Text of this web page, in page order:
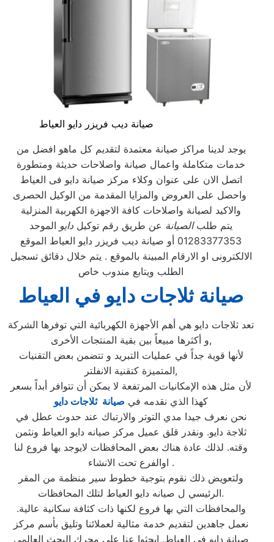
صيانة ديب فريزر دايو العياط
يوجد لدينا مراكز صيانة معتمدة لتقديم كل ماهو افضل من
خدمات متكاملة واعمال صيانة واصلاحات حديثة ومتطورة
اتصل الان على عنوان وكلاء مركز صيانة دايو فى العياط
واحصل على العروض والمزايا المقدمة من الوكيل الحصرى
والاكيد لصيانة واصلاحات كافة الاجهزة الكهربية المنزلية
يتم طلبالصيانة عن طريق رقم توكيل دايو الموحد
01283377353 أو صيانة ديب فريزر دايو العياط الموقع
الالكترونى او الارقام المبينة بالموقع . يتم خلال دقائق تسجيل
الطلب ويتابع مندوب خاص
صيانة ثلاجات دايو في العياط
تعد ثلاجات دايو هي أهم الأجهزة الكهربائية التي توفرها الشركة
و أكثرها مبيعاً بين بقية المنتجات الأخرى,
لأنها قوية جداً في عمليات التبريد و تتضمن بعض التقنيات
المتميزة كتقنية الانفلتر,
لأن مثل هذه الإمكانيات المرتفعة لا يمكن أن تتوافر أبداً بسعر
كهذا الذي نقدمه في صيانة ثلاجات دايو
نحن نعرف جيدا مدي التوتر والارتباك عند حدوث عطل في
ثلاجة دايو. ونقدر قلق عميل مركز صيانه دايو العياط ونثمن
وقته. لذلك عادة هناك بعض المحافظات لايوجد بها فروع لنا
اوالفرع تحت الانشاء .
ولتعويض ذلك نقوم بتوجية خطوط سير منظمة من المقر
الرئيسي ل صيانه دايو العياط لتلك المحافظات.
والمحافظات التي بها فروع لكنها ذات كثافة سكانية عالية.
نعمل جاهدين لتقديم خدمة مثالية لعملائنا وتليق بأسم مركز
صيانة دايو في العياط. ابحثوا عنا علي محرك البحث العالمي